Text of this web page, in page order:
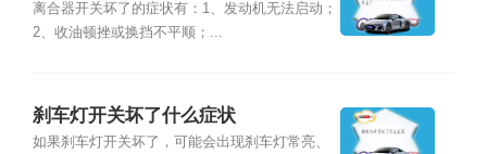
离合器开关坏了的症状有：1、发动机无法启动；
2、收油顿挫或换挡不平顺；...
刹车灯开关坏了什么症状
如果刹车灯开关坏了，可能会出现刹车灯常亮、